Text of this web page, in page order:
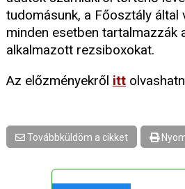
tudomásunk, a Főosztály által
minden esetben tartalmazzák
alkalmazott rezsiboxokat.
Az előzményekről itt
Továbbküldöm a cikket